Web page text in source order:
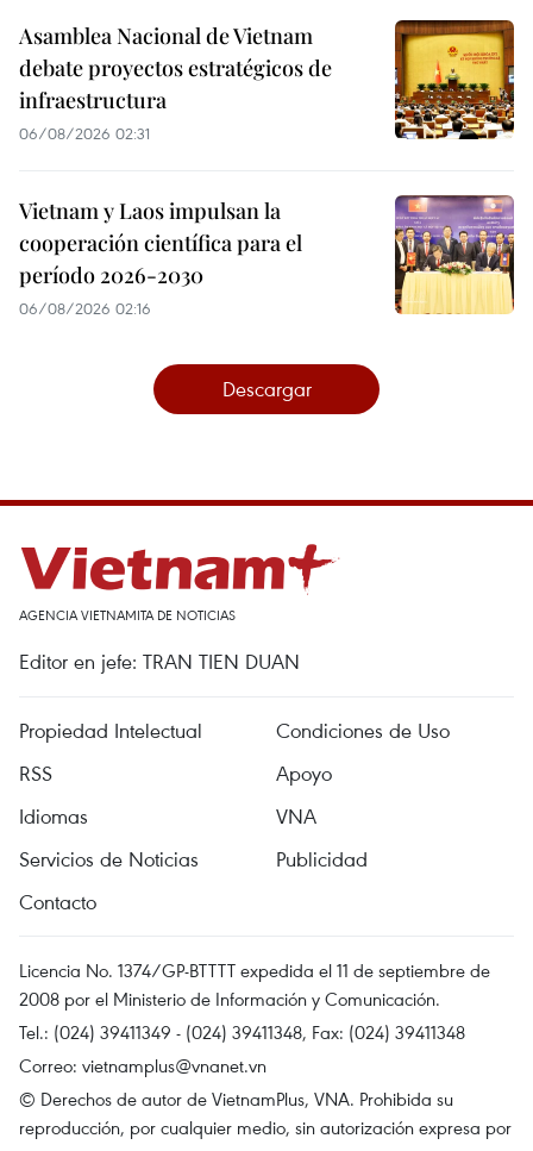
Asamblea Nacional de Vietnam
debate proyectos estratégicos de
infraestructura
06/08/2026 02:31
Vietnam y Laos impulsan la
cooperación científica para el
período 2026-2030
06/08/2026 02:16
Descargar
AGENCIA VIETNAMITA DE NOTICIAS
Editor en jefe: TRAN TIEN DUAN
Propiedad Intelectual
Condiciones de Uso
RSS
Apoyo
Idiomas
VNA
Servicios de Noticias
Publicidad
Contacto
Licencia No. 1374/GP-BTTTT expedida el 11 de septiembre de
2008 por el Ministerio de Información y Comunicación.
Tel.: (024) 39411349 - (024) 39411348, Fax: (024) 39411348
Correo: vietnamplus@vnanet.vn
© Derechos de autor de VietnamPlus, VNA. Prohibida su
reproducción, por cualquier medio, sin autorización expresa por